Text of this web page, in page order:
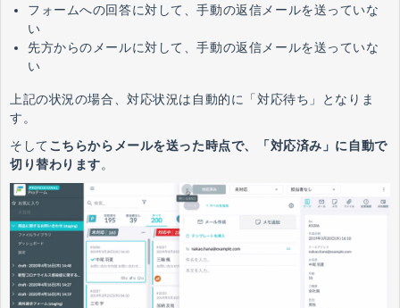
フォームへの回答に対して、手動の返信メールを送っていな
い
先方からのメールに対して、手動の返信メールを送っていな
い
上記の状況の場合、対応状況は自動的に「対応待ち」となりま
す。
そしてこちらからメールを送った時点で、「対応済み」に自動で
切り替わります。